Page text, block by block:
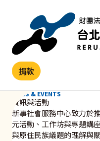
捐款
NEWS & EVENTS
資訊與活動
新事社會服務中心致力於
元活動、工作坊與專題講
與原住民族議題的理解與